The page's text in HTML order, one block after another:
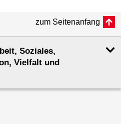
zum Seitenanfang
Soziales,
Vielfalt und